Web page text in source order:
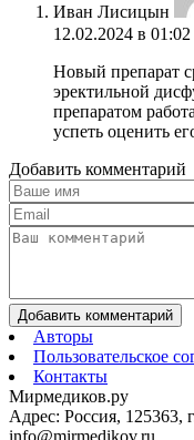
Иван Лисицын
12.02.2024 в 01:02
Новый препарат
эректильной
препаратом
успеть оценить
Добавить комментарий
Добавить комментарий
Авторы
Пользовательское
Контакты
Мирмедиков.ру
Адрес: Россия, 125363,
info@mirmedikov.ru